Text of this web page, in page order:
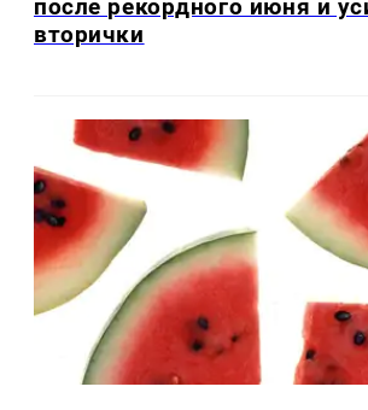
после рекордного июня и
вторички